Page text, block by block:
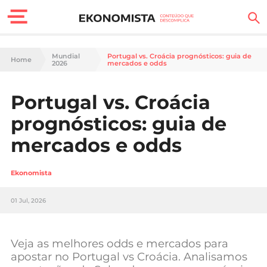
Finanças Pessoais
Carreira
Casa
Lifestyle
Sociedade
Negócios
Home
Mundial
2026
Portugal vs. Croácia prognósticos: guia de
mercados e odds
Portugal vs. Croácia
prognósticos: guia de
mercados e odds
Ekonomista
01 Jul, 2026
Veja as melhores odds e mercados para
apostar no Portugal vs Croácia. Analisamos